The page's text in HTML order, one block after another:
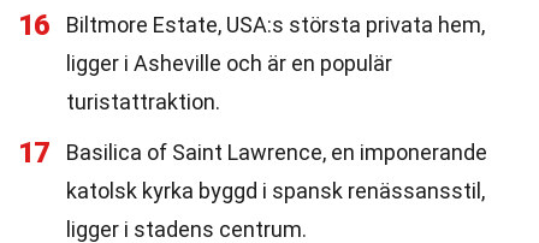
16
Biltmore Estate, USA:s största privata hem,
ligger i Asheville och är en populär
turistattraktion.
17
Basilica of Saint Lawrence, en imponerande
katolsk kyrka byggd i spansk renässansstil,
ligger i stadens centrum.